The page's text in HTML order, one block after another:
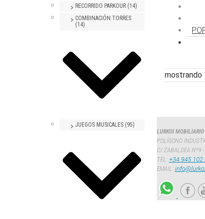
RECORRIDO PARKOUR (14)
COMBINACIÓN TORRES
(14)
JUEGOS MUSICALES (95)
mostrando
LURKOI
POLÍGONO
C/ ZABALDEA Nº9
TEL: +34 945 102
EMAIL: